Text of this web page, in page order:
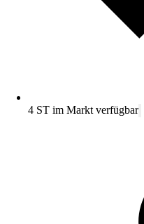
4 ST im Markt verfügbar